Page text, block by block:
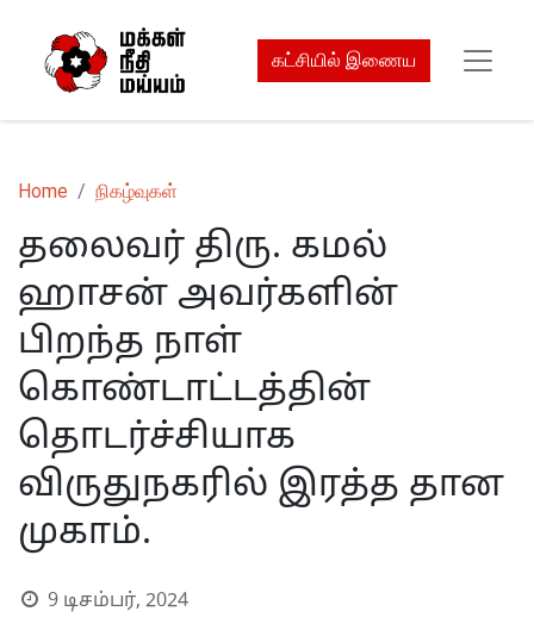
கட்சியில் இணைய
Home நிகழ்வுகள்
தலைவர் திரு. கமல்
ஹாசன் அவர்களின்
பிறந்த நாள்
கொண்டாட்டத்தின்
தொடர்ச்சியாக
விருதுநகரில் இரத்த தான
முகாம்.
9 டிசம்பர், 2024